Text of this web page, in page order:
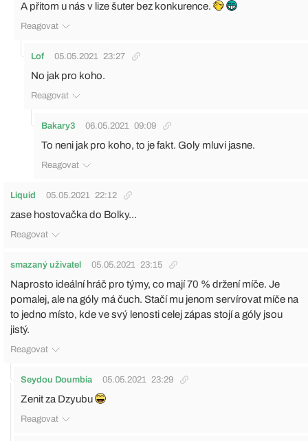
A přitom u nás v lize šuter bez konkurence.
Reagovat
Lof 05.05.2021 23:27
No jak pro koho.
Reagovat
Bakary3 06.05.2021 09:09
To neni jak pro koho, to je fakt. Goly mluvi jasne.
Reagovat
Liquid 05.05.2021 22:12
zase hostovačka do Bolky...
Reagovat
smazaný uživatel 05.05.2021 23:15
Naprosto ideální hráč pro týmy, co mají 70 % držení míče. Je
pomalej, ale na góly má čuch. Stačí mu jenom servírovat míče na
to jedno místo, kde ve svý lenosti celej zápas stojí a góly jsou
jistý.
Reagovat
Seydou Doumbia 05.05.2021 23:29
Zenit za Dzyubu
Reagovat